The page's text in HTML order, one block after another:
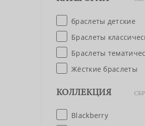
браслеты детские
Браслеты
Браслеты
Жёсткие браслеты
КОЛЛЕКЦИЯ
Blackberry